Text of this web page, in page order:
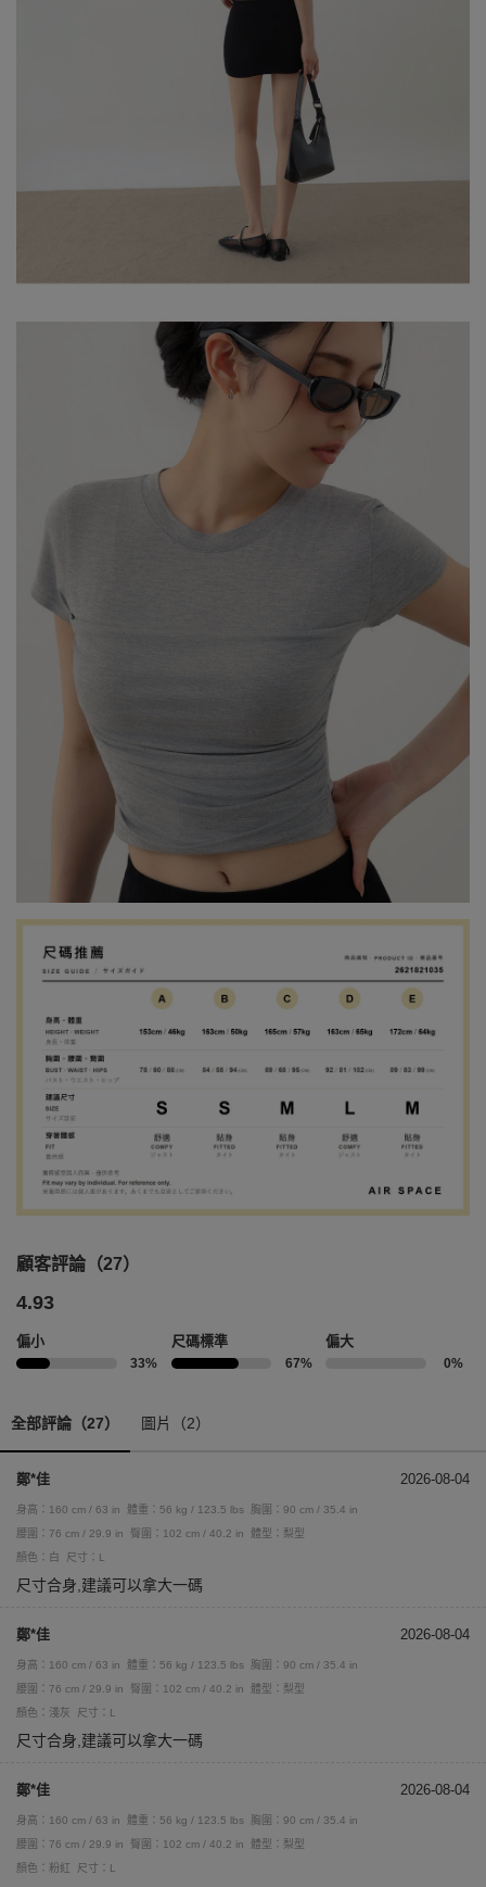
顧客評論（27）
4.93
偏小
33%
尺碼標準
67%
偏大
0%
全部評論（27） 圖片（2）
鄭*佳 2026-08-04
身高：160 cm / 63 in 體重：56 kg / 123.5 lbs
胸圍：90 cm / 35.4 in
腰圍：76 cm / 29.9 in
臀圍：102 cm / 40.2 in
體型：梨型
顏色：白
尺寸：L
尺寸合身,建議可以拿大一碼
鄭*佳 2026-08-04
身高：160 cm / 63 in 體重：56 kg / 123.5 lbs
胸圍：90 cm / 35.4 in
腰圍：76 cm / 29.9 in
臀圍：102 cm / 40.2 in
體型：梨型
顏色：淺灰
尺寸：L
尺寸合身,建議可以拿大一碼
鄭*佳 2026-08-04
身高：160 cm / 63 in 體重：56 kg / 123.5 lbs
胸圍：90 cm / 35.4 in
腰圍：76 cm / 29.9 in
臀圍：102 cm / 40.2 in
體型：梨型
顏色：粉紅
尺寸：L